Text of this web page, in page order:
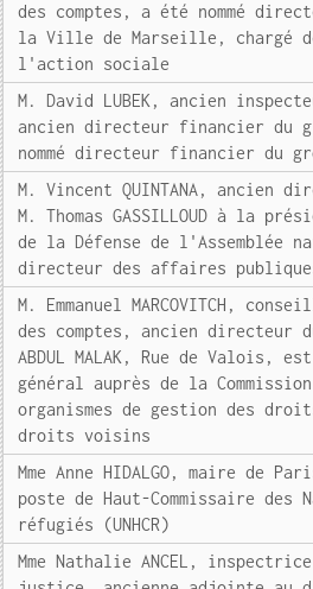
des comptes, a été nommé
la Ville de Marseille, chargé
l'action sociale
M. David LUBEK, ancien
ancien directeur financier du
nommé directeur financier du
M. Vincent QUINTANA, ancien
M. Thomas GASSILLOUD à la
de la Défense de l'Assemblée
directeur des affaires publiques
M. Emmanuel MARCOVITCH,
des comptes, ancien directeur
ABDUL MALAK, Rue de Valois,
général auprès de la
organismes de gestion des
droits voisins
Mme Anne HIDALGO, maire de
poste de Haut-Commissaire
réfugiés (UNHCR)
Mme Nathalie ANCEL,